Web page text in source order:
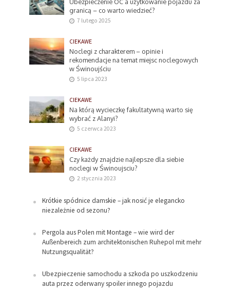
Ubezpieczenie OC a użytkowanie pojazdu za
granicą – co warto wiedzieć?
7 lutego 2025
CIEKAWE
Noclegi z charakterem – opinie i
rekomendacje na temat miejsc noclegowych
w Świnoujściu
5 lipca 2023
CIEKAWE
Na którą wycieczkę fakultatywną warto się
wybrać z Alanyi?
5 czerwca 2023
CIEKAWE
Czy każdy znajdzie najlepsze dla siebie
noclegi w Świnoujsciu?
2 stycznia 2023
Krótkie spódnice damskie – jak nosić je elegancko
niezależnie od sezonu?
Pergola aus Polen mit Montage – wie wird der
Außenbereich zum architektonischen Ruhepol mit mehr
Nutzungsqualität?
Ubezpieczenie samochodu a szkoda po uszkodzeniu
auta przez oderwany spoiler innego pojazdu